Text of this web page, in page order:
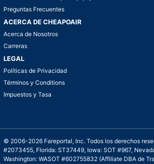
Preguntas Frecuentes
ACERCA DE CHEAPOAIR
Acerca de Nosotros
Carreras
LEGAL
Políticas de Privacidad
Términos y Conditions
Impuestos y Tasa
© 2006-2026 Fareportal, Inc. Todos los derechos
#2073455, Florida: ST37449, Iowa: SOT #967,
Washington: WASOT #602755832 (Affiliate DBA de